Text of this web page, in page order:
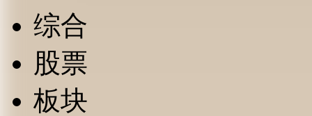
综合
股票
板块